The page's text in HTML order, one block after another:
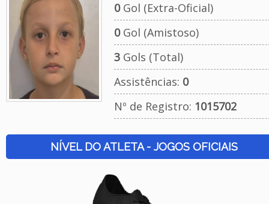
0Gol (Extra-Oficial)
0Gol (Amistoso)
3Gols (Total)
Assistências: 0
Nº de Registro: 1015702
NÍVEL DO ATLETA - JOGOS OFICIAIS